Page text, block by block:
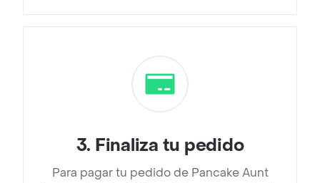
3. Finaliza tu pedido
Para pagar tu pedido de Pancake Aunt